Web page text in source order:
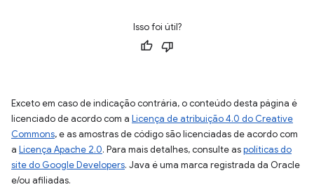
Isso foi útil?
Exceto em caso de indicação contrária, o conteúdo desta página é
licenciado de acordo com a Licença de atribuição 4.0 do Creative
Commons, e as amostras de código são licenciadas de acordo com
a Licença Apache 2.0. Para mais detalhes, consulte aspolíticas do
site do Google Developers. Java é uma marca registrada da Oracle
e/ou afiliadas.